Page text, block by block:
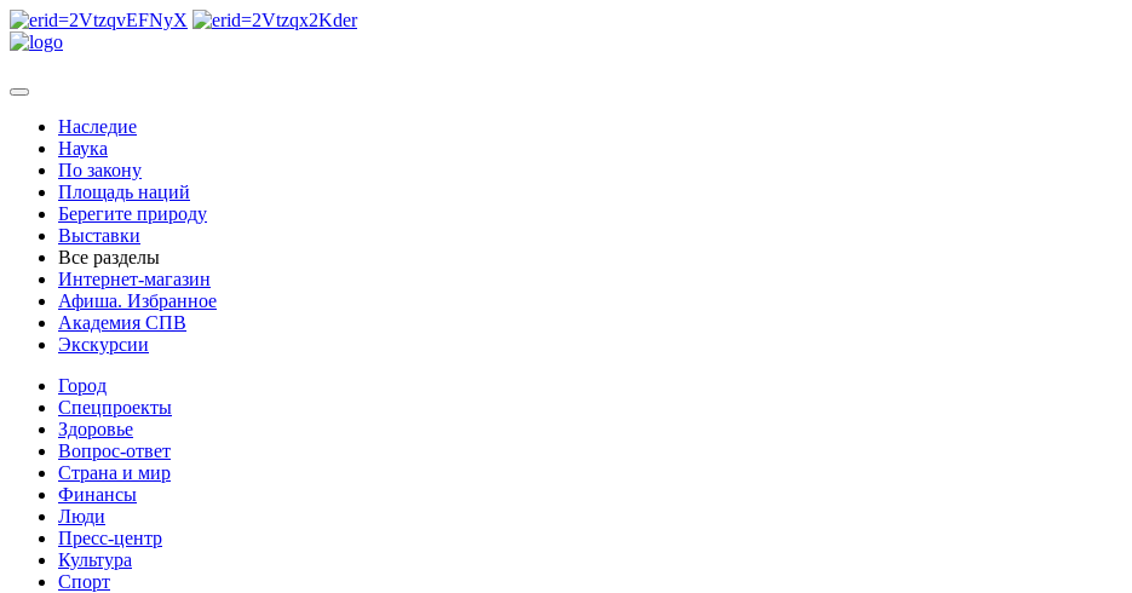
Наследие
Наука
По закону
Площадь наций
Берегите природу
Выставки
Все разделы
Интернет-магазин
Афиша. Избранное
Академия СПВ
Экскурсии
Город
Спецпроекты
Здоровье
Вопрос-ответ
Страна и мир
Финансы
Люди
Пресс-центр
Культура
Спорт